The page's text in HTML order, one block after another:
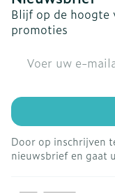
Blijf op de hoogte
promoties
Door op inschrijven
nieuwsbrief en gaat